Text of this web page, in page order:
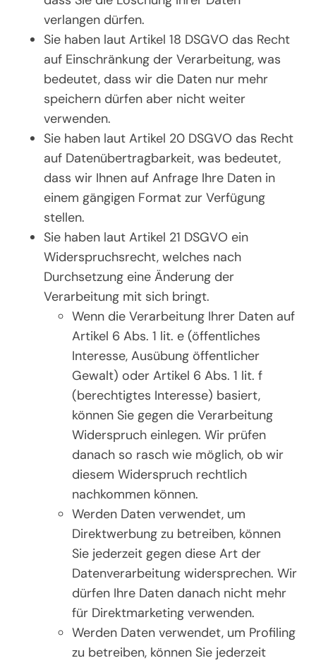
verlangen dürfen.
Sie haben laut Artikel 18 DSGVO das Recht
auf Einschränkung der Verarbeitung, was
bedeutet, dass wir die Daten nur mehr
speichern dürfen aber nicht weiter
verwenden.
Sie haben laut Artikel 20 DSGVO das Recht
auf Datenübertragbarkeit, was bedeutet,
dass wir Ihnen auf Anfrage Ihre Daten in
einem gängigen Format zur Verfügung
stellen.
Sie haben laut Artikel 21 DSGVO ein
Widerspruchsrecht, welches nach
Durchsetzung eine Änderung der
Verarbeitung mit sich bringt.
Wenn die Verarbeitung Ihrer Daten auf
Artikel 6 Abs. 1 lit. e (öffentliches
Interesse, Ausübung öffentlicher
Gewalt) oder Artikel 6 Abs. 1 lit. f
(berechtigtes Interesse) basiert,
können Sie gegen die Verarbeitung
Widerspruch einlegen. Wir prüfen
danach so rasch wie möglich, ob wir
diesem Widerspruch rechtlich
nachkommen können.
Werden Daten verwendet, um
Direktwerbung zu betreiben, können
Sie jederzeit gegen diese Art der
Datenverarbeitung widersprechen. Wir
dürfen Ihre Daten danach nicht mehr
für Direktmarketing verwenden.
Werden Daten verwendet, um Profiling
zu betreiben, können Sie jederzeit